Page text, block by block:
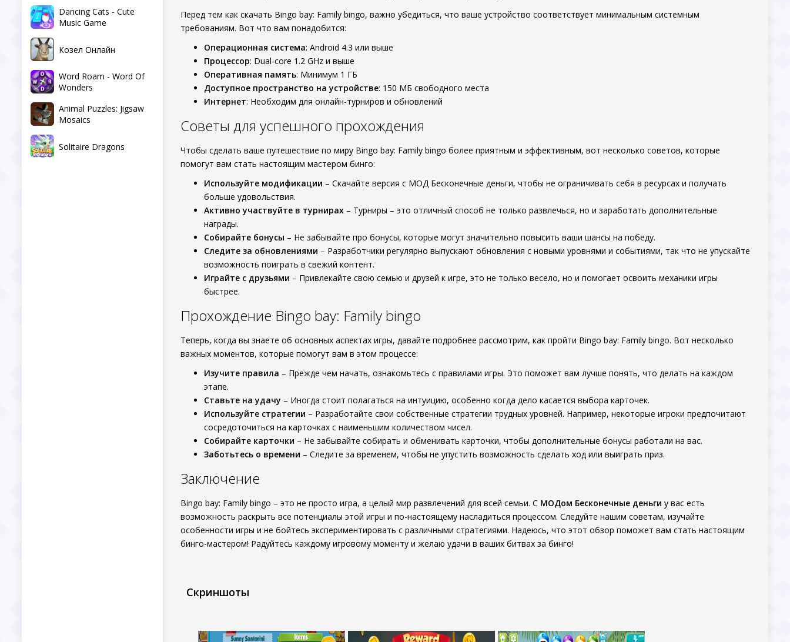
Dancing Cats - Cute
Music Game
Козел Онлайн
Word Roam - Word Of
Wonders
Animal Puzzles: Jigsaw
Mosaics
Solitaire Dragons
Перед тем как скачать Bingo bay: Family bingo, важно убедиться, что ваше устройство соответствует минимальным системным
требованиям. Вот что вам понадобится:
Операционная система: Android 4.3 или выше
Процессор: Dual-core 1.2 GHz и выше
Оперативная память: Минимум 1 ГБ
Доступное пространство на устройстве: 150 МБ свободного места
Интернет: Необходим для онлайн-турниров и обновлений
Советы для успешного прохождения
Чтобы сделать ваше путешествие по миру Bingo bay: Family bingo более приятным и эффективным, вот несколько советов, которые
помогут вам стать настоящим мастером бинго:
Используйте модификации – Скачайте версия с МОД Бесконечные деньги, чтобы не ограничивать себя в ресурсах и получать
больше удовольствия.
Активно участвуйте в турнирах – Турниры – это отличный способ не только развлечься, но и заработать дополнительные
награды.
Собирайте бонусы – Не забывайте про бонусы, которые могут значительно повысить ваши шансы на победу.
Следите за обновлениями – Разработчики регулярно выпускают обновления с новыми уровнями и событиями, так что не упускайте
возможность поиграть в свежий контент.
Играйте с друзьями – Привлекайте свою семью и друзей к игре, это не только весело, но и помогает освоить механики игры
быстрее.
Прохождение Bingo bay: Family bingo
Теперь, когда вы знаете об основных аспектах игры, давайте подробнее рассмотрим, как пройти Bingo bay: Family bingo. Вот несколько
важных моментов, которые помогут вам в этом процессе:
Изучите правила – Прежде чем начать, ознакомьтесь с правилами игры. Это поможет вам лучше понять, что делать на каждом
этапе.
Ставьте на удачу – Иногда стоит полагаться на интуицию, особенно когда дело касается выбора карточек.
Используйте стратегии – Разработайте свои собственные стратегии трудных уровней. Например, некоторые игроки предпочитают
сосредоточиться на карточках с наименьшим количеством чисел.
Собирайте карточки – Не забывайте собирать и обменивать карточки, чтобы дополнительные бонусы работали на вас.
Заботьтесь о времени – Следите за временем, чтобы не упустить возможность сделать ход или выиграть приз.
Заключение
Bingo bay: Family bingo – это не просто игра, а целый мир развлечений для всей семьи. С МОДом Бесконечные деньги у вас есть
возможность раскрыть все потенциалы этой игры и по-настоящему насладиться процессом. Следуйте нашим советам, изучайте
особенности игры и не бойтесь экспериментировать с различными стратегиями. Надеюсь, что этот обзор поможет вам стать настоящим
бинго-мастером! Радуйтесь каждому игровому моменту и желаю удачи в ваших битвах за бинго!
Скриншоты